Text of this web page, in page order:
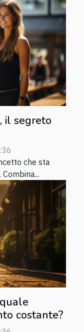
il segreto
che sta
costante?